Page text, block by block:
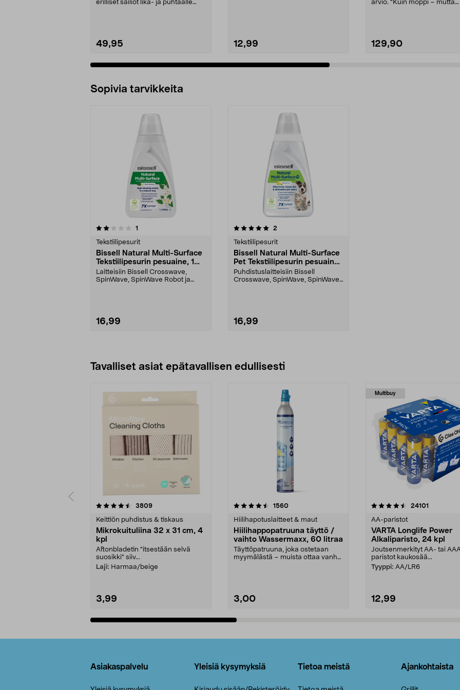
erilliset säiliöt lika- ja puhtaalle
49,95 12,99
arvio. "Kuin moppi – mutta
129,90
Sopivia tarvikkeita
1
Tekstiilipesurit
Bissell Natural Multi-Surface
Tekstiilipesurin pesuaine, 1
litra
Laitteisiin Bissell Crosswave,
SpinWave, SpinWave Robot ja
16,99
5.0viidestä
2
Tekstiilipesurit
Bissell Natural Multi-Surface
Pet Tekstiilipesurin pesuaine
lemmikit, 1 l
Puhdistuslaitteisiin Bissell
Crosswave, SpinWave, SpinWave
16,99
Tavalliset asiat epätavallisen edullisesti
3809arvostelut
Keittiön puhdistus & tiskaus
Mikrokuituliina 32 x 31 cm, 4
kpl
Aftonbladetin "itsestään selvä
suosikki" siiv...
Laji: Harmaa/beige
3,99
4.5viidestä
1560arvostelut
Hiilihapotuslaitteet & maut
Hiilihappopatruuna täyttö /
vaihto Wassermaxx, 60 litraa
Täyttöpatruuna, joka ostetaan
myymälästä – muista ottaa vanha
3,00
Multibuy
4.5viidestä
24101
AA-paristot
VARTA Longlife Power
Alkaliparisto, 24 kpl
Joutsenmerkityt AA- tai
paristot kaukosää...
Tyyppi: AA/LR6
12,99
4.5viidestä
Asiakaspalvelu Yleisiä kysymyksiä Tietoa meistä Ajankohtaista